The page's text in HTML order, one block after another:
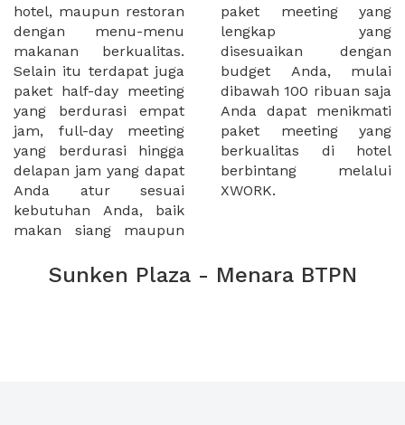
hotel, maupun restoran
dengan menu-menu
makanan berkualitas.
Selain itu terdapat juga
paket half-day meeting
yang berdurasi empat
jam, full-day meeting
yang berdurasi hingga
delapan jam yang dapat
Anda atur sesuai
kebutuhan Anda, baik
makan siang maupun
paket meeting yang
lengkap yang
disesuaikan dengan
budget Anda, mulai
dibawah 100 ribuan saja
Anda dapat menikmati
paket meeting yang
berkualitas di hotel
berbintang melalui
XWORK.
Sunken Plaza - Menara BTPN